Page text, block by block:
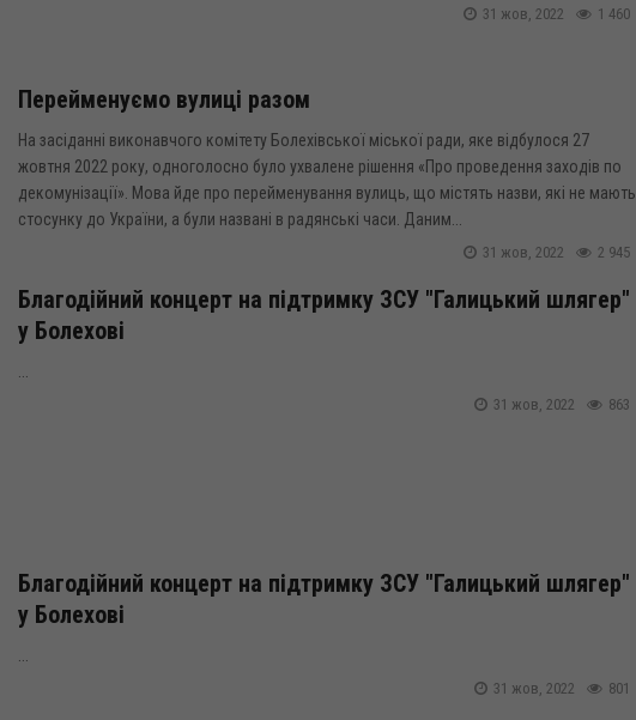
1 460
31 жов, 2022
Перейменуємо вулиці разом
На засіданні виконавчого комітету Болехівської міської ради, яке відбулося 27
жовтня 2022 року, одноголосно було ухвалене рішення «Про проведення заходів по
декомунізації». Мова йде про перейменування вулиць, що містять назви, які не мають
стосунку до України, а були названі в радянські часи. Даним...
2 945
31 жов, 2022
Благодійний концерт на підтримку ЗСУ "Галицький шлягер"
у Болехові
863
31 жов, 2022
Благодійний концерт на підтримку ЗСУ "Галицький шлягер"
у Болехові
801
31 жов, 2022